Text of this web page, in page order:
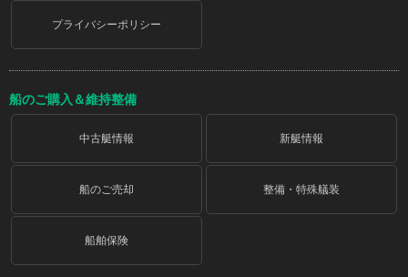
プライバシーポリシー
船のご購入＆維持整備
中古艇情報 新艇情報
船のご売却 整備・特殊艤装
船舶保険